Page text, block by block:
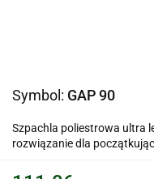
Symbol: GAP 90
Szpachla poliestrowa ultra
rozwiązanie dla